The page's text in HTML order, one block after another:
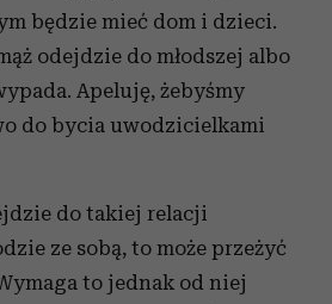
będzie mieć dom i dzieci.
odejdzie do młodszej albo
Apeluję, żebyśmy
do bycia uwodzicielkami
do takiej relacji
ze sobą, to może przeżyć
to jednak od niej